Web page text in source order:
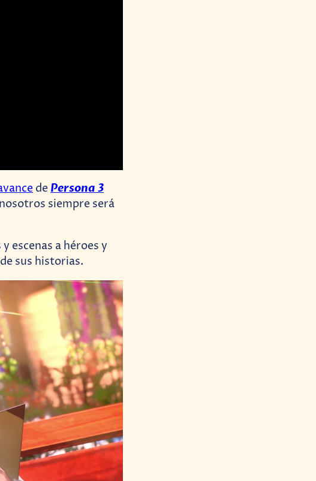
de Persona 3
siempre será
escenas a héroes y
sus historias.